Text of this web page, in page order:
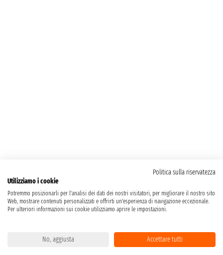
Politica sulla riservatezza
Utilizziamo i cookie
Potremmo posizionarli per l'analisi dei dati dei nostri visitatori, per migliorare il nostro sito
Web, mostrare contenuti personalizzati e offrirti un'esperienza di navigazione eccezionale.
Per ulteriori informazioni sui cookie utilizziamo aprire le impostazioni.
No, aggiusta Accettare tutti